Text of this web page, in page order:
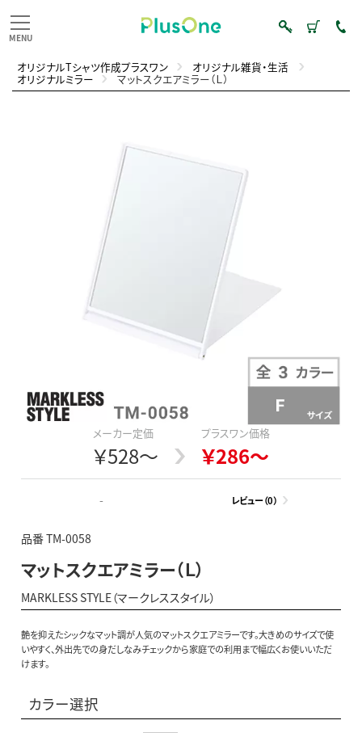
オリジナルTシャツ作成プラスワン オリジナル雑貨・生活
オリジナルミラー マットスクエアミラー（Ｌ）
メーカー定価
￥528～
プラスワン価格
￥286～
- レビュー（0）
品番 TM-0058
マットスクエアミラー（Ｌ）
MARKLESS STYLE（マークレススタイル）
艶を抑えたシックなマット調が人気のマットスクエアミラーです。大きめのサイズで使
いやすく、外出先での身だしなみチェックから家庭での利用まで幅広くお使いいただ
けます。
カラー選択